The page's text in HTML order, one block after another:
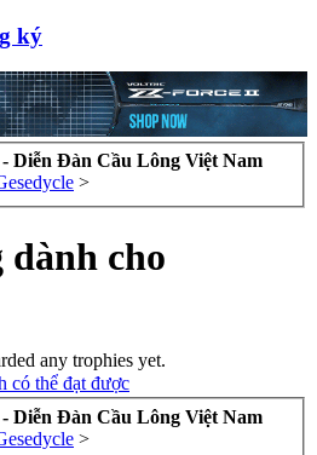
ký
Diễn Đàn Cầu Lông Việt Nam
>
cho
any trophies yet.
có thể đạt được
Diễn Đàn Cầu Lông Việt Nam
>